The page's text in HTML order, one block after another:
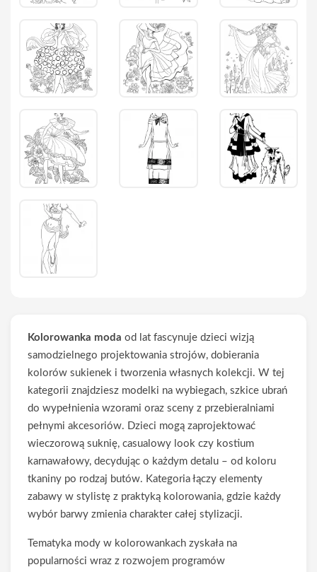
Kolorowanka moda od lat fascynuje dzieci wizją
samodzielnego projektowania strojów, dobierania
kolorów sukienek i tworzenia własnych kolekcji. W tej
kategorii znajdziesz modelki na wybiegach, szkice ubrań
do wypełnienia wzorami oraz sceny z przebieralniami
pełnymi akcesoriów. Dzieci mogą zaprojektować
wieczorową suknię, casualowy look czy kostium
karnawałowy, decydując o każdym detalu – od koloru
tkaniny po rodzaj butów. Kategoria łączy elementy
zabawy w stylistę z praktyką kolorowania, gdzie każdy
wybór barwy zmienia charakter całej stylizacji.
Tematyka mody w kolorowankach zyskała na
popularności wraz z rozwojem programów